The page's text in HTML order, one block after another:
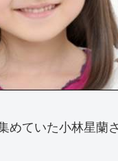
めていた小林星蘭